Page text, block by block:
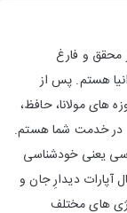
محقق و فارغ
هستم. پس از
های مولانا، حافظ،
در خدمت شما هستم.
یعنی خودشناسی
آپارات دیدارِ جان و
های مختلف